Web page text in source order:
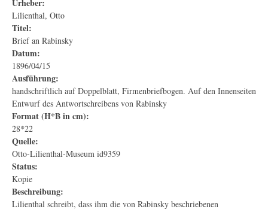
Urheber:
Lilienthal, Otto
Titel:
Brief an Rabinsky
Datum:
1896/04/15
Ausführung:
handschriftlich auf Doppelblatt, Firmenbriefbogen. Auf den Innenseiten
Entwurf des Antwortschreibens von Rabinsky
Format (H*B in cm):
28*22
Quelle:
Otto-Lilienthal-Museum id9359
Status:
Kopie
Beschreibung:
Lilienthal schreibt, dass ihm die von Rabinsky beschriebenen